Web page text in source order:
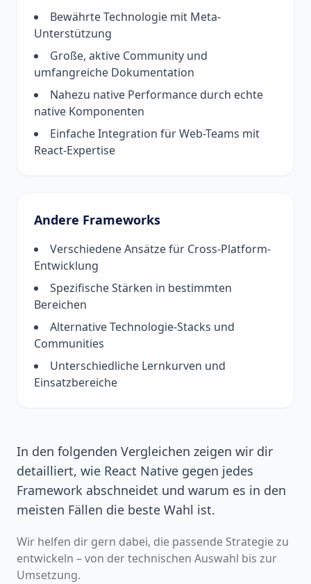
Bewährte Technologie mit Meta-
Unterstützung
Große, aktive Community und
umfangreiche Dokumentation
Nahezu native Performance durch echte
native Komponenten
Einfache Integration für Web-Teams mit
React-Expertise
Andere Frameworks
Verschiedene Ansätze für Cross-Platform-
Entwicklung
Spezifische Stärken in bestimmten
Bereichen
Alternative Technologie-Stacks und
Communities
Unterschiedliche Lernkurven und
Einsatzbereiche
In den folgenden Vergleichen zeigen wir dir
detailliert, wie React Native gegen jedes
Framework abschneidet und warum es in den
meisten Fällen die beste Wahl ist.
Wir helfen dir gern dabei, die passende Strategie zu
entwickeln – von der technischen Auswahl bis zur
Umsetzung.